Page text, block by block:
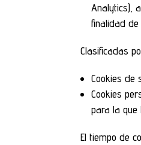
Analytics),
finalidad
Clasificadas
Cookies de
Cookies
para la que
El tiempo de